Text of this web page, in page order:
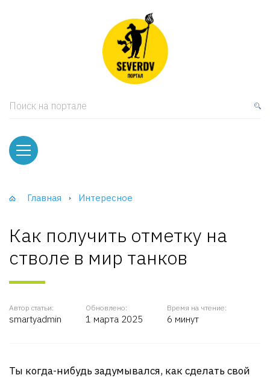
Поиск на портале
Главная Интересное
Как получить отметку на
стволе в мир танков
Автор статьи:
smartyadmin
Обновлено:
1 марта 2025
Время на чтение:
6 минут
Ты когда-нибудь задумывался, как сделать свой
и тумбы